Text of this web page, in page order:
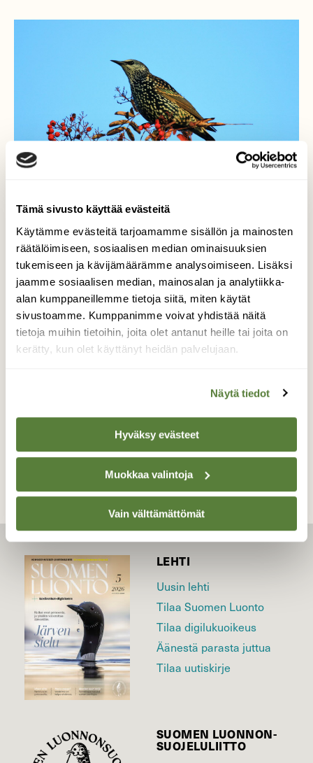
Tämä sivusto käyttää evästeitä
Käytämme evästeitä tarjoamamme sisällön ja mainosten
räätälöimiseen, sosiaalisen median ominaisuuksien
tukemiseen ja kävijämäärämme analysoimiseen. Lisäksi
jaamme sosiaalisen median, mainosalan ja analytiikka-
alan kumppaneillemme tietoja siitä, miten käytät
sivustoamme. Kumppanimme voivat yhdistää näitä
tietoja muihin tietoihin, joita olet antanut heille tai joita on
kerätty, kun olet käyttänyt heidän palvelujaan.
Näytä tiedot
Hyväksy evästeet
Muokkaa valintoja
Vain välttämättömät
Kottarainen pihlajalla
Rastasparven mukana oli kaksi Kottaraista
ruokailemassa Pihlajanmarjoja Vantaan
maisemissa.
TAKAISIN LISTAAN
LEHTI
Uusin lehti
Tilaa Suomen Luonto
Tilaa digilukuoikeus
Äänestä parasta juttua
Tilaa uutiskirje
SUOMEN LUONNON­
SUOJELU­LIITTO